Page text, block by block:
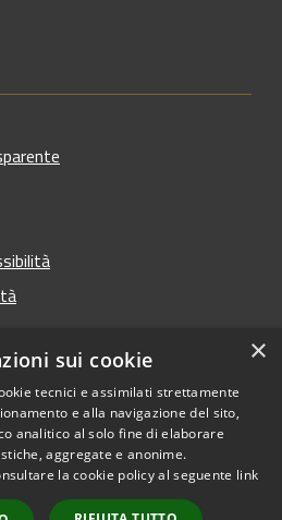
Copyright © 2026 • Comune di
Termini Imerese • Powered
byMunicipium•
redazione
×
sui cookie
tecnici e assimilati strettamente
e alla navigazione del sito,
analitico al solo fine di elaborare
aggregate e anonime.
la cookie policy al seguente link